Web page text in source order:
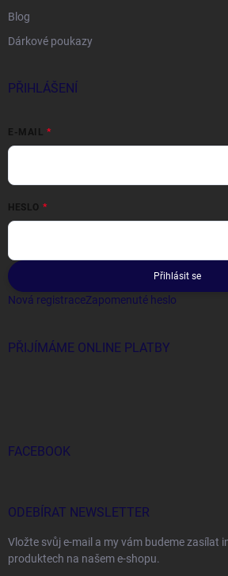
Blog
Dárkové poukazy
PŘIHLÁŠENÍ
E-MAIL
HESLO
Přihlásit se
Nová registraceZapomenuté heslo
PŘIJÍMÁME ONLINE PLATBY
FACEBOOK
ODEBÍRAT NEWSLETTER
Vložte svůj e-mail a my vám budeme zasílat
produktech na našem e-shopu.